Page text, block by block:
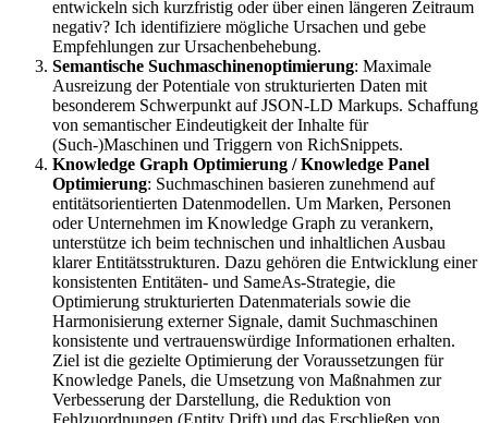
entwickeln sich kurzfristig oder über einen längeren Zeitraum
negativ? Ich identifiziere mögliche Ursachen und gebe
Empfehlungen zur Ursachenbehebung.
Semantische Suchmaschinenoptimierung: Maximale
Ausreizung der Potentiale von strukturierten Daten mit
besonderem Schwerpunkt auf JSON-LD Markups. Schaffung
von semantischer Eindeutigkeit der Inhalte für
(Such-)Maschinen und Triggern von RichSnippets.
Knowledge Graph Optimierung / Knowledge Panel
Optimierung: Suchmaschinen basieren zunehmend auf
entitätsorientierten Datenmodellen. Um Marken, Personen
oder Unternehmen im Knowledge Graph zu verankern,
unterstütze ich beim technischen und inhaltlichen Ausbau
klarer Entitätsstrukturen. Dazu gehören die Entwicklung einer
konsistenten Entitäten- und SameAs-Strategie, die
Optimierung strukturierten Datenmaterials sowie die
Harmonisierung externer Signale, damit Suchmaschinen
konsistente und vertrauenswürdige Informationen erhalten.
Ziel ist die gezielte Optimierung der Voraussetzungen für
Knowledge Panels, die Umsetzung von Maßnahmen zur
Verbesserung der Darstellung, die Reduktion von
Fehlzuordnungen (Entity Drift) und das Erschließen von